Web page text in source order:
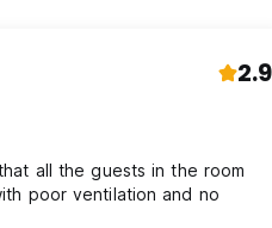
2.9
all the guests in the room
poor ventilation and no